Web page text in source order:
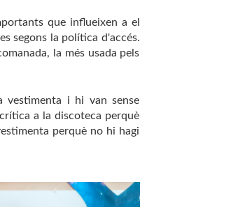
que influeixen a el
segons la política d'accés.
la més usada pels
vestimenta i hi van sense
a la discoteca perquè
perquè no hi hagi